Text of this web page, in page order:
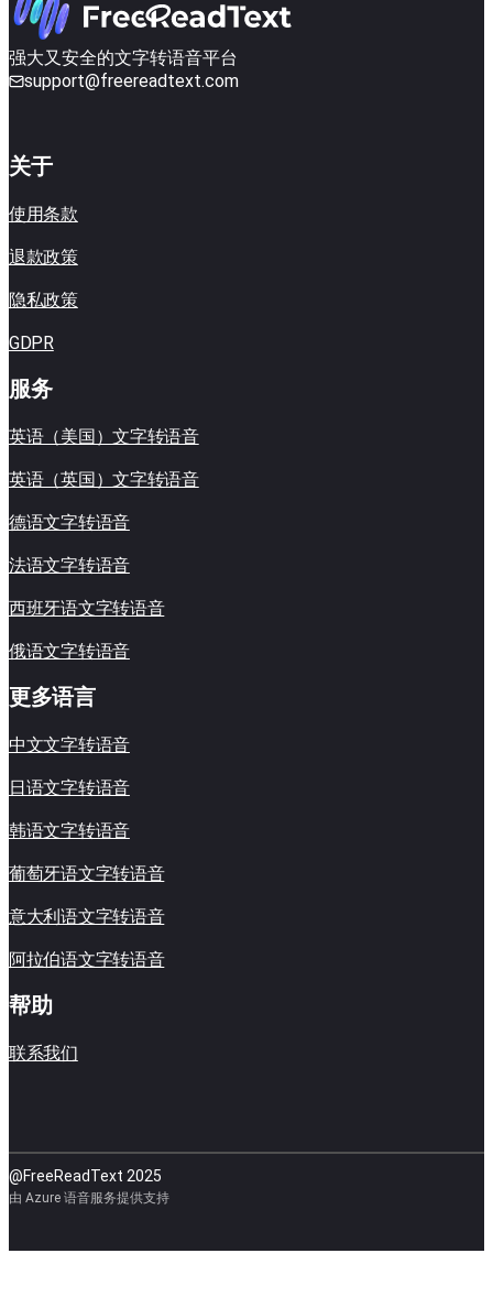
强大又安全的文字转语音平台
support@freereadtext.com
关于
使用条款
退款政策
隐私政策
GDPR
服务
英语（美国）文字转语音
英语（英国）文字转语音
德语文字转语音
法语文字转语音
西班牙语文字转语音
俄语文字转语音
更多语言
中文文字转语音
日语文字转语音
韩语文字转语音
葡萄牙语文字转语音
意大利语文字转语音
阿拉伯语文字转语音
帮助
联系我们
@FreeReadText 2025
由 Azure 语音服务提供支持